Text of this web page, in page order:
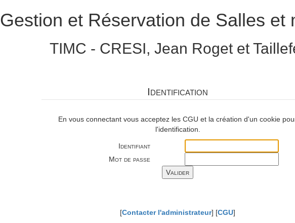
Gestion et Réservation de Salles et
TIMC - CRESI, Jean Roget et
Identification
En vous connectant vous acceptez les CGU et la création d'un cookie
l'identification.
Identifiant
Mot de passe
[Contacter l'administrateur] [CGU]